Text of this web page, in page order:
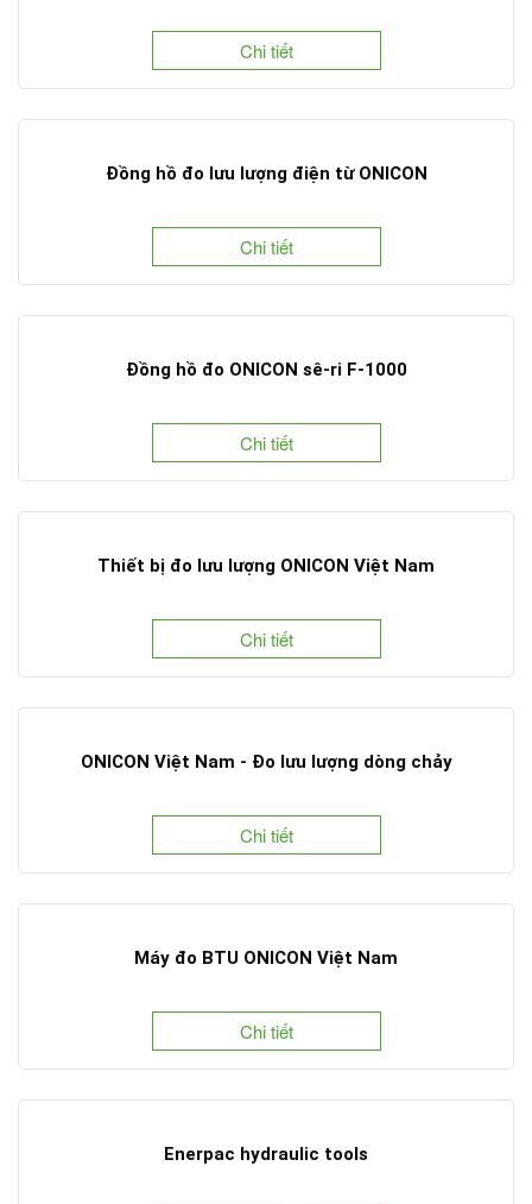
Chi tiết
Đồng hồ đo lưu lượng điện từ ONICON
Chi tiết
Đồng hồ đo ONICON sê-ri F-1000
Chi tiết
Thiết bị đo lưu lượng ONICON Việt Nam
Chi tiết
ONICON Việt Nam - Đo lưu lượng dòng chảy
Chi tiết
Máy đo BTU ONICON Việt Nam
Chi tiết
Enerpac hydraulic tools